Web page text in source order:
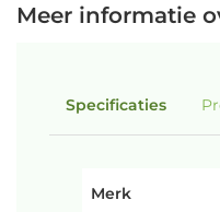
Meer informatie
Specificaties
Merk